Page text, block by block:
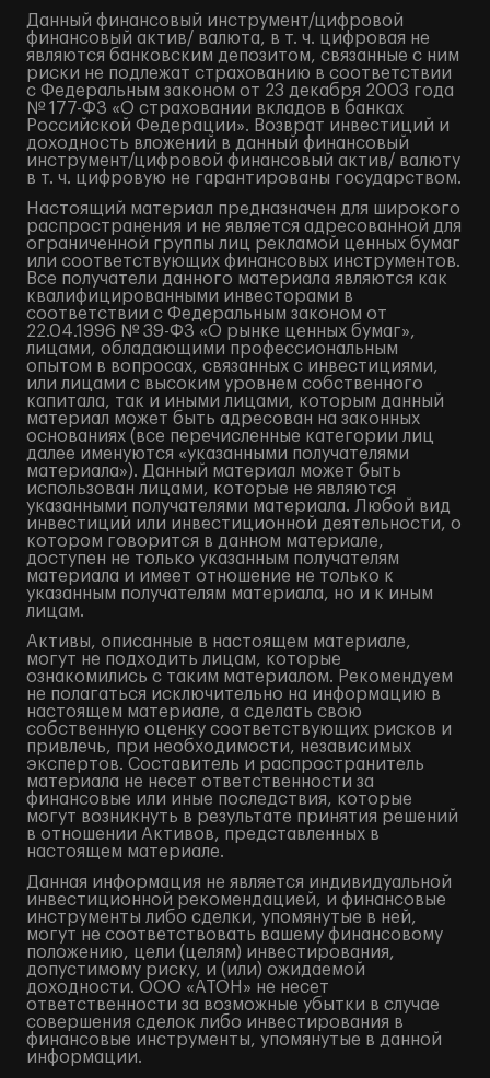
Данный финансовый инструмент/цифровой
финансовый актив/ валюта, в т. ч. цифровая не
являются банковским депозитом, связанные с ним
риски не подлежат страхованию в соответствии
с Федеральным законом от 23 декабря 2003 года
№ 177-ФЗ «О страховании вкладов в банках
Российской Федерации». Возврат инвестиций и
доходность вложений в данный финансовый
инструмент/цифровой финансовый актив/ валюту
в т. ч. цифровую не гарантированы государством.
Настоящий материал предназначен для широкого
распространения и не является адресованной для
ограниченной группы лиц рекламой ценных бумаг
или соответствующих финансовых инструментов.
Все получатели данного материала являются как
квалифицированными инвесторами в
соответствии с Федеральным законом от
22.04.1996 № 39-ФЗ «О рынке ценных бумаг»,
лицами, обладающими профессиональным
опытом в вопросах, связанных с инвестициями,
или лицами с высоким уровнем собственного
капитала, так и иными лицами, которым данный
материал может быть адресован на законных
основаниях (все перечисленные категории лиц
далее именуются «указанными получателями
материала»). Данный материал может быть
использован лицами, которые не являются
указанными получателями материала. Любой вид
инвестиций или инвестиционной деятельности, о
котором говорится в данном материале,
доступен не только указанным получателям
материала и имеет отношение не только к
указанным получателям материала, но и к иным
лицам.
Активы, описанные в настоящем материале,
могут не подходить лицам, которые
ознакомились с таким материалом. Рекомендуем
не полагаться исключительно на информацию в
настоящем материале, а сделать свою
собственную оценку соответствующих рисков и
привлечь, при необходимости, независимых
экспертов. Составитель и распространитель
материала не несет ответственности за
финансовые или иные последствия, которые
могут возникнуть в результате принятия решений
в отношении Активов, представленных в
настоящем материале.
Данная информация не является индивидуальной
инвестиционной рекомендацией, и финансовые
инструменты либо сделки, упомянутые в ней,
могут не соответствовать вашему финансовому
положению, цели (целям) инвестирования,
допустимому риску, и (или) ожидаемой
доходности. ООО «АТОН» не несет
ответственности за возможные убытки в случае
совершения сделок либо инвестирования в
финансовые инструменты, упомянутые в данной
информации.